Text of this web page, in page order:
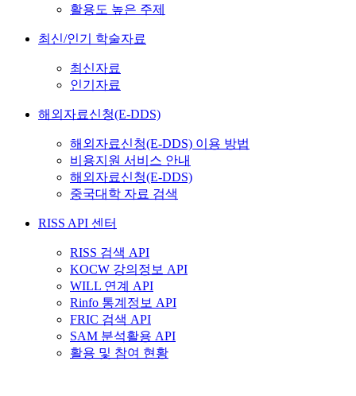
활용도 높은 주제
최신/인기 학술자료
최신자료
인기자료
해외자료신청(E-DDS)
해외자료신청(E-DDS) 이용 방법
비용지원 서비스 안내
해외자료신청(E-DDS)
중국대학 자료 검색
RISS API 센터
RISS 검색 API
KOCW 강의정보 API
WILL 연계 API
Rinfo 통계정보 API
FRIC 검색 API
SAM 분석활용 API
활용 및 참여 현황